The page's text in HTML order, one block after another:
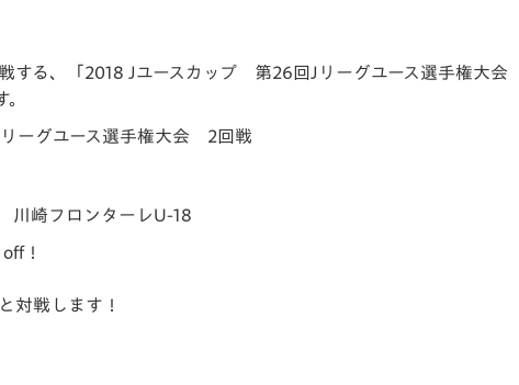
ォーム入場）
する、「2018 Jユースカップ 第26回Jリーグユース選手権大会
ーグユース選手権大会 2回戦
川崎フロンターレU-18
！
対戦します！